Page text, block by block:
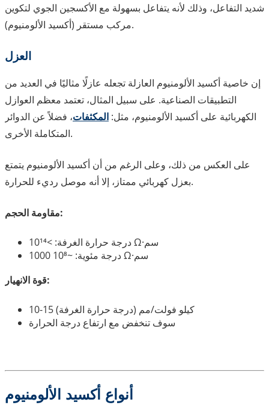
شديد التفاعل، وذلك لأنه يتفاعل بسهولة مع الأكسجين الجوي لتكوين
مركب مستقر (أكسيد الألومنيوم).
العزل
إن خاصية أكسيد الألومنيوم العازلة تجعله عازلًا مثاليًا في العديد من
التطبيقات الصناعية. على سبيل المثال، تعتمد معظم العوازل
الكهربائية على أكسيد الألومنيوم، مثل: المكثفات، فضلاً عن الدوائر
المتكاملة الأخرى.
على العكس من ذلك، وعلى الرغم من أن أكسيد الألومنيوم يتمتع
بعزل كهربائي ممتاز، إلا أنه موصل رديء للحرارة.
مقاومة الحجم:
درجة حرارة الغرفة: >10¹⁴ Ω·سم
1000 درجة مئوية: ~10⁸ Ω·سم
قوة الانهيار:
10-15 كيلو فولت/مم (درجة حرارة الغرفة)
سوف تنخفض مع ارتفاع درجة الحرارة
أنواع أكسيد الألومنيوم